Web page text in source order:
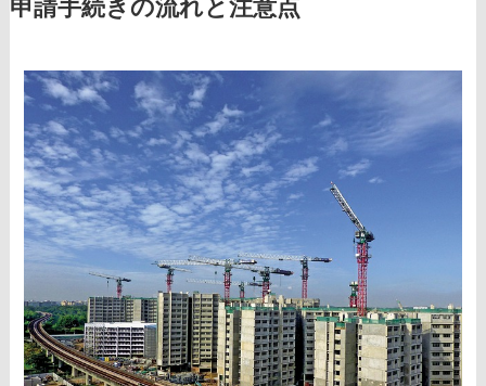
申請手続きの流れと注意点